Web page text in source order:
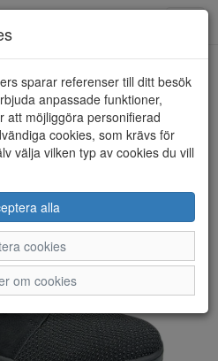
sparar referenser till ditt besök
anpassade funktioner,
att möjliggöra personifierad
cookies, som krävs för
välja vilken typ av cookies du vill
alla
cookies
om cookies